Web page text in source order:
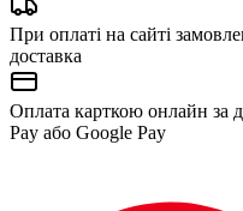
При оплаті на сайті
доставка
Оплата карткою онлайн за
Pay або Google Pay